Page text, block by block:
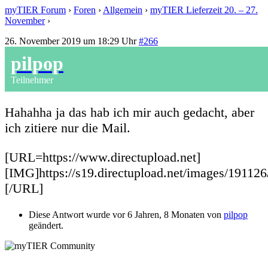
myTIER Forum › Foren › Allgemein › myTIER Lieferzeit 20. – 27.
November ›
26. November 2019 um 18:29 Uhr #266
pilpop
Teilnehmer
Hahahha ja das hab ich mir auch gedacht, aber
ich zitiere nur die Mail.
[URL=https://www.directupload.net]
[IMG]https://s19.directupload.net/images/
[/URL]
Diese Antwort wurde vor 6 Jahren, 8 Monaten von pilpop
geändert.